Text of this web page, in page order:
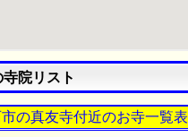
院リスト
の真友寺付近のお寺一覧表